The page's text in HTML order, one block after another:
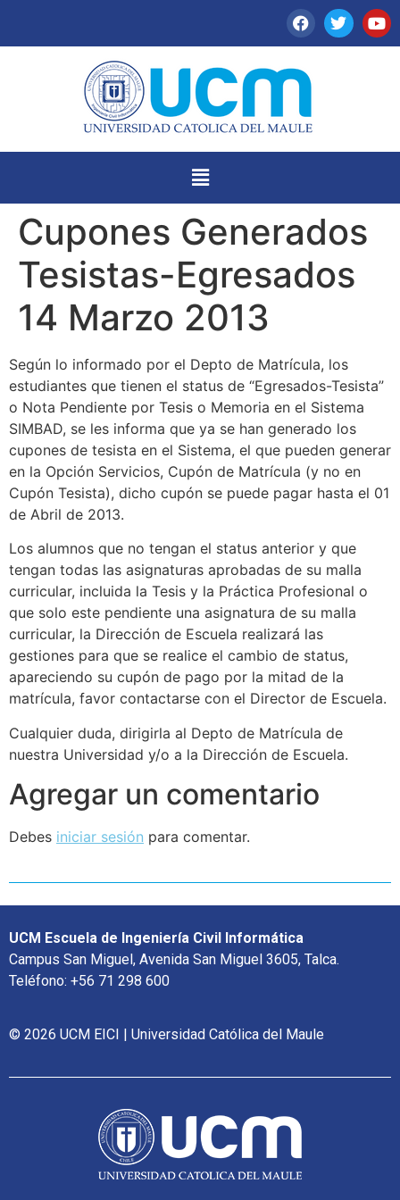
Cupones Generados
Tesistas-Egresados
14 Marzo 2013
Según lo informado por el Depto de Matrícula, los
estudiantes que tienen el status de “Egresados-Tesista”
o Nota Pendiente por Tesis o Memoria en el Sistema
SIMBAD, se les informa que ya se han generado los
cupones de tesista en el Sistema, el que pueden generar
en la Opción Servicios, Cupón de Matrícula (y no en
Cupón Tesista), dicho cupón se puede pagar hasta el 01
de Abril de 2013.
Los alumnos que no tengan el status anterior y que
tengan todas las asignaturas aprobadas de su malla
curricular, incluida la Tesis y la Práctica Profesional o
que solo este pendiente una asignatura de su malla
curricular, la Dirección de Escuela realizará las
gestiones para que se realice el cambio de status,
apareciendo su cupón de pago por la mitad de la
matrícula, favor contactarse con el Director de Escuela.
Cualquier duda, dirigirla al Depto de Matrícula de
nuestra Universidad y/o a la Dirección de Escuela.
Agregar un comentario
Debes iniciar sesión para comentar.
UCM Escuela de Ingeniería Civil Informática
Campus San Miguel, Avenida San Miguel 3605, Talca.
Teléfono: +56 71 298 600
© 2026 UCM EICI | Universidad Católica del Maule